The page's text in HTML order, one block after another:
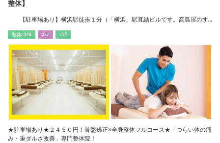
整体】
【駐車場あり】横浜駅徒歩１分（「横浜」駅直結ビルです。高島屋のす
整体･ｶｲﾛ ｴｽﾃ ﾘﾗｸ
★駐車場あり★２４５０円！骨盤矯正×全身整体フルコース★「つらい体の痛
み・重ダルさ改善」専門整体院！